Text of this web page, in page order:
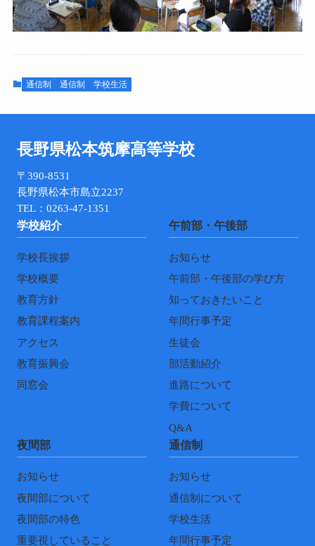
学費について
Q&A
Q&A
保健室より
お問い合わせ
通信制 通信制 学校生活
長野県松本筑摩高等学校
〒390-8531
長野県松本市島立2237
TEL：0263-47-1351
学校紹介
学校長挨拶
学校概要
教育方針
教育課程案内
アクセス
教育振興会
同窓会
午前部・午後部
お知らせ
午前部・午後部の学び方
知っておきたいこと
年間行事予定
生徒会
部活動紹介
進路について
学費について
Q&A
夜間部
お知らせ
夜間部について
夜間部の特色
重要視していること
通信制
お知らせ
通信制について
学校生活
年間行事予定